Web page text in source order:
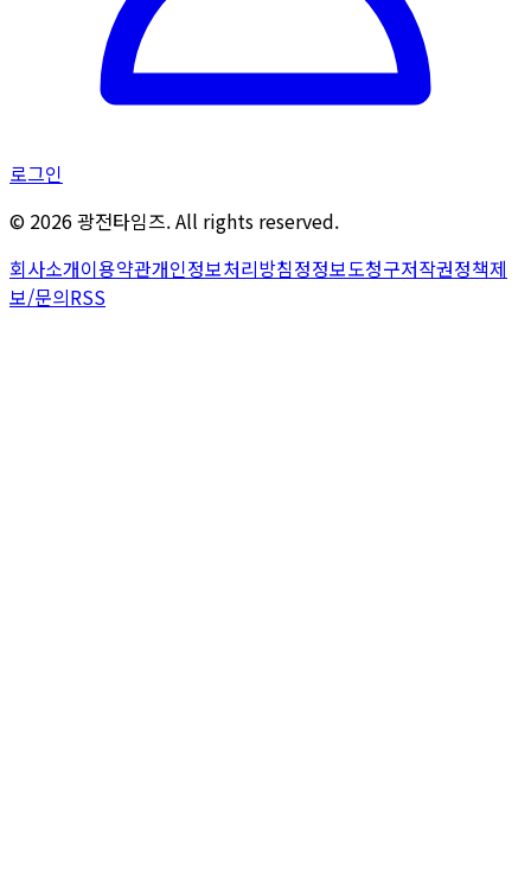
로그인
© 2026광전타임즈. All rights reserved.
회사소개이용약관개인정보처리방침정정보도청구저작권정책제
보/문의RSS